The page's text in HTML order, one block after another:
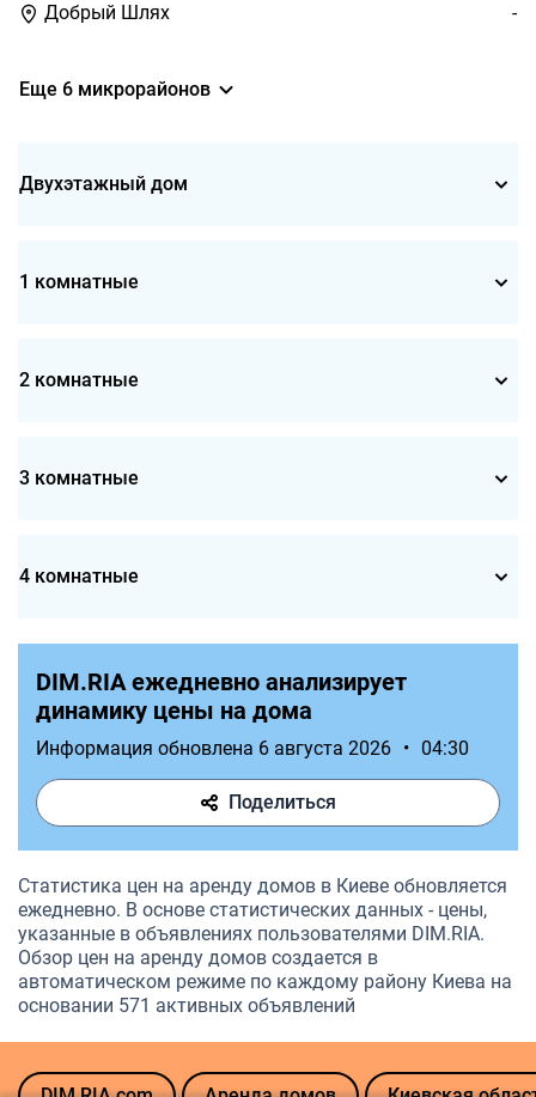
Добрый Шлях -
Еще 6 микрорайонов
Двухэтажный дом
1 комнатные
2 комнатные
3 комнатные
4 комнатные
DIM.RIA ежедневно анализирует
динамику цены на дома
Информация обновлена 6 августа 2026 • 04:30
Поделиться
Статистика цен на аренду домов в Киеве обновляется
ежедневно. В основе статистических данных - цены,
указанные в объявлениях пользователями DIM.RIA.
Обзор цен на аренду домов создается в
автоматическом режиме по каждому району Киева на
основании 571 активных объявлений